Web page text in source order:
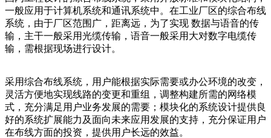
一般应用于计算机系统和通讯系统中。在工业厂区的综合布线
系统，由于厂区范围广，距离远，为了实现 数据与语音的传
输，主干一般采用光缆传输，语音一般采用大对数字电缆传
输，需根据现场进行设计。
采用综合布线系统，用户能根据实际需要或办公环境的改变，
灵活方便地实现线路的变更和重组，调整构建所需的网络模
式，充分满足用户业务发展的需要；模块化的系统设计提供良
好的系统扩展能力及面向未来应用发展的支持，充分保证用户
在布线方面的投资，提供用户长远的效益。